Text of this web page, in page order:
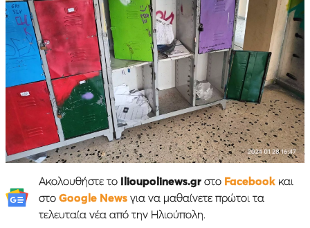
Ακολουθήστε το Ilioupolinews.grστο Facebookκαι
στο Google Newsγια να μαθαίνετε πρώτοι τα
τελευταία νέα από την Ηλιούπολη.